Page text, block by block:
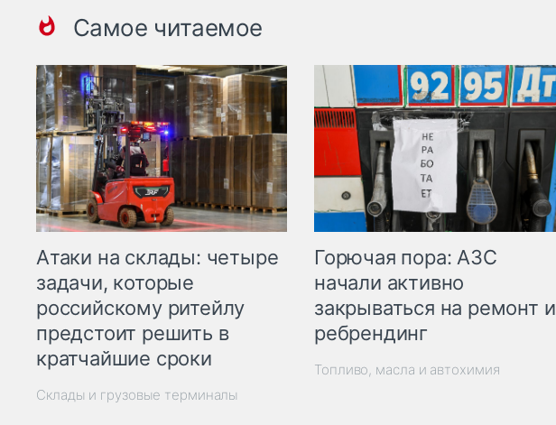
Самое читаемое
Атаки на склады: четыре
задачи, которые
российскому ритейлу
предстоит решить в
кратчайшие сроки
Склады и грузовые терминалы
Горючая пора: АЗС
начали активно
закрываться на ремонт и
ребрендинг
Топливо, масла и автохимия